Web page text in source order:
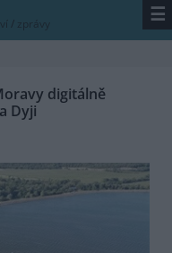
/ zprávy ☰
digitálně
Dyji